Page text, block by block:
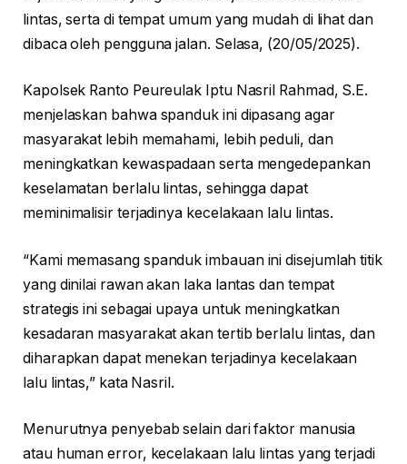
lintas, serta di tempat umum yang mudah di lihat dan
dibaca oleh pengguna jalan. Selasa, (20/05/2025).
Kapolsek Ranto Peureulak Iptu Nasril Rahmad, S.E.
menjelaskan bahwa spanduk ini dipasang agar
masyarakat lebih memahami, lebih peduli, dan
meningkatkan kewaspadaan serta mengedepankan
keselamatan berlalu lintas, sehingga dapat
meminimalisir terjadinya kecelakaan lalu lintas.
“Kami memasang spanduk imbauan ini disejumlah titik
yang dinilai rawan akan laka lantas dan tempat
strategis ini sebagai upaya untuk meningkatkan
kesadaran masyarakat akan tertib berlalu lintas, dan
diharapkan dapat menekan terjadinya kecelakaan
lalu lintas,” kata Nasril.
Menurutnya penyebab selain dari faktor manusia
atau human error, kecelakaan lalu lintas yang terjadi